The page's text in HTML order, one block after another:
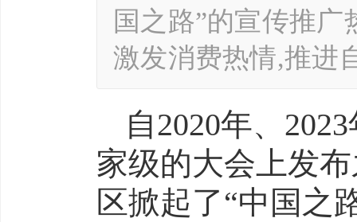
国之路”的宣传推
激发消费热情,推
自2020年、
家级的大会上发
区掀起了“中国之